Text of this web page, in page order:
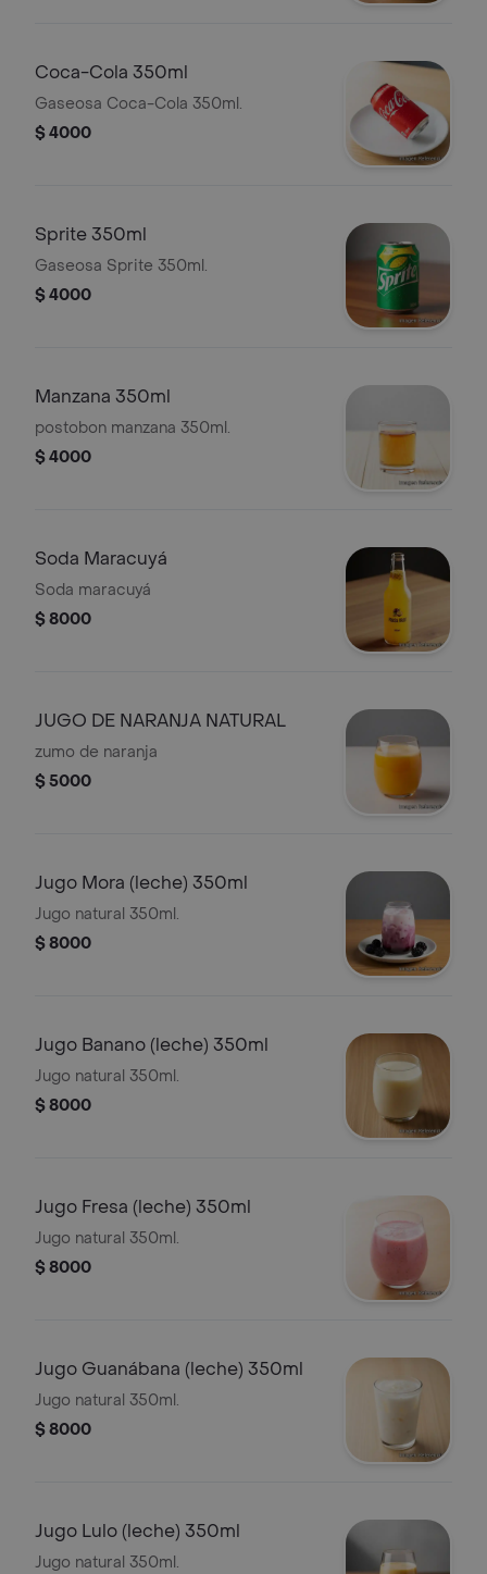
Coca-Cola 350ml
Gaseosa Coca-Cola 350ml.
$ 4000
Sprite 350ml
Gaseosa Sprite 350ml.
$ 4000
Manzana 350ml
postobon manzana 350ml.
$ 4000
Soda Maracuyá
Soda maracuyá
$ 8000
JUGO DE NARANJA NATURAL
zumo de naranja
$ 5000
Jugo Mora (leche) 350ml
Jugo natural 350ml.
$ 8000
Jugo Banano (leche) 350ml
Jugo natural 350ml.
$ 8000
Jugo Fresa (leche) 350ml
Jugo natural 350ml.
$ 8000
Jugo Guanábana (leche) 350ml
Jugo natural 350ml.
$ 8000
Jugo Lulo (leche) 350ml
Jugo natural 350ml.